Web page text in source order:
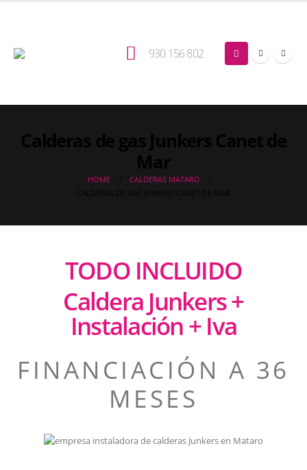
930 156 802
HOME
CALDERAS MATARO
TODO INCLUIDO
Caldera Junkers +
Instalación + Iva
FINANCIACIÓN A 36
MESES